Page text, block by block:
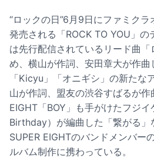
“ロックの日”6月9日にファミク
発売される「ROCK TO YOU」の
は先行配信されているリード曲
め、横山が作詞、安田章大が作曲
「Kicyu」「オニギシ」の新たな
山が作詞、盟友の渋谷すばるが作
EIGHT「BOY」も手がけたフジ
Birthday）が編曲した「繋がる」
SUPER EIGHTのバンドメンバー
ルバム制作に携わっている。